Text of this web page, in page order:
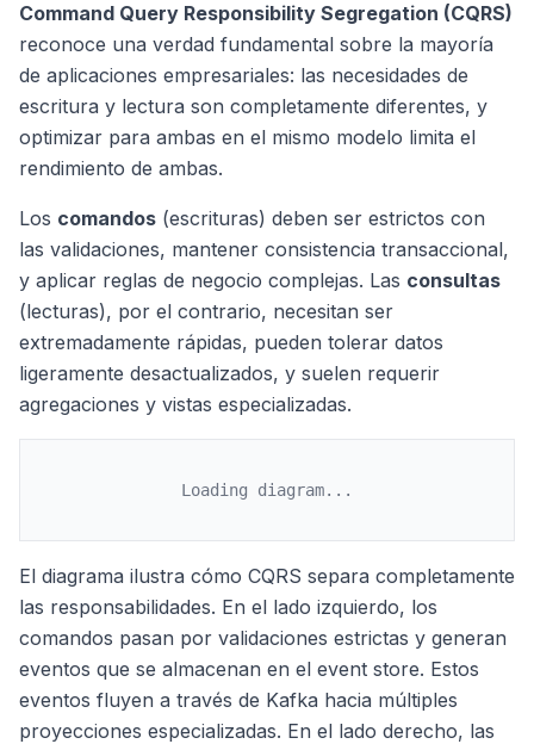
Command Query Responsibility Segregation (CQRS)
reconoce una verdad fundamental sobre la mayoría
de aplicaciones empresariales: las necesidades de
escritura y lectura son completamente diferentes, y
optimizar para ambas en el mismo modelo limita el
rendimiento de ambas.
Los comandos (escrituras) deben ser estrictos con
las validaciones, mantener consistencia transaccional,
y aplicar reglas de negocio complejas. Las consultas
(lecturas), por el contrario, necesitan ser
extremadamente rápidas, pueden tolerar datos
ligeramente desactualizados, y suelen requerir
agregaciones y vistas especializadas.
Loading diagram...
El diagrama ilustra cómo CQRS separa completamente
las responsabilidades. En el lado izquierdo, los
comandos pasan por validaciones estrictas y generan
eventos que se almacenan en el event store. Estos
eventos fluyen a través de Kafka hacia múltiples
proyecciones especializadas. En el lado derecho, las